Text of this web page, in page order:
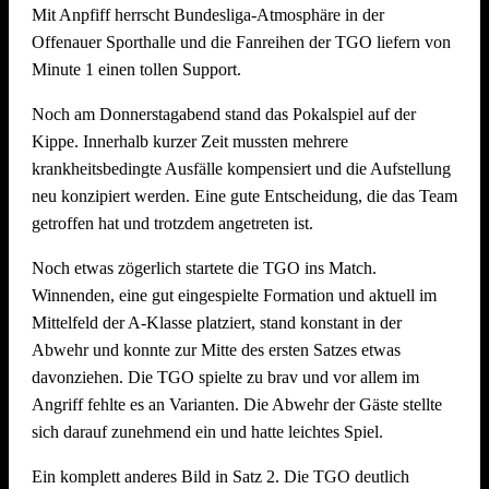
TGO1 geht als klarer Außenseiter in dieses Duell, freut sich
aber darauf, dem Favoriten in eigener Halle alles
abzuverlangen.
Heimspielen ist frei.
Sie ist ein weiterer wichtiger Schritt in die sportliche Zukunft
Jugendspielerinnen, den Eltern die als Fahrer und Betreuer
dabei sind – aber allen voran Trainer Marco Geiger als Motor
und Initiator dieses neuen Kapitels im Offenauer Volleyball.
Macht weiter so !
Spielergebnisse vom Wochenende
SV Heilbronn 2 – TG Offenau 2 – 0:2 (17:25; 19:25)
TSV Schwaigern – TG Offenau 2 – 2:1 (25:21; 18:25;
25:18)
Mit Anpfiff herrscht Bundesliga-Atmosphäre in der
Offenauer Sporthalle und die Fanreihen der TGO liefern von
Minute 1 einen tollen Support.
Noch am Donnerstagabend stand das Pokalspiel auf der
Kippe. Innerhalb kurzer Zeit mussten mehrere
krankheitsbedingte Ausfälle kompensiert und die Aufstellung
neu konzipiert werden. Eine gute Entscheidung, die das Team
getroffen hat und trotzdem angetreten ist.
Noch etwas zögerlich startete die TGO ins Match.
Winnenden, eine gut eingespielte Formation und aktuell im
Mittelfeld der A-Klasse platziert, stand konstant in der
Abwehr und konnte zur Mitte des ersten Satzes etwas
davonziehen. Die TGO spielte zu brav und vor allem im
Angriff fehlte es an Varianten. Die Abwehr der Gäste stellte
sich darauf zunehmend ein und hatte leichtes Spiel.
Ein komplett anderes Bild in Satz 2. Die TGO deutlich